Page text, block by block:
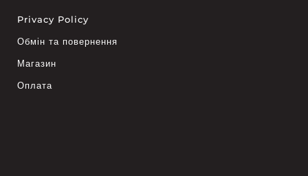
Privacy Policy
Обмін та повернення
Магазин
Оплата